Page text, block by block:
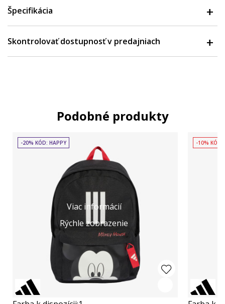
Špecifikácia
Skontrolovať dostupnosť v predajniach
Podobné produkty
Viac informácií
Rýchle zobrazenie
-20% KÓD: HAPPY -10% KÓD: